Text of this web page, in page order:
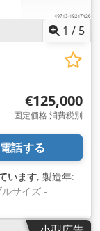
1 / 5
€125,000
固定価格 消費税別
電話する
います, 製造年:
サイズ -
フトウェア -
オートフォー